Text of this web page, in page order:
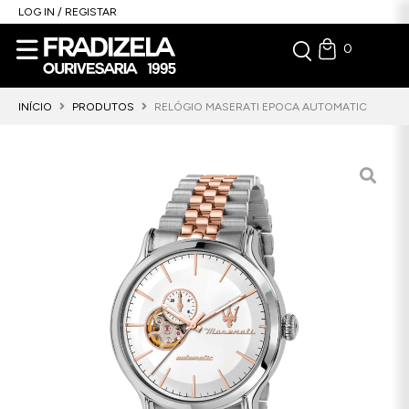
LOG IN / REGISTAR
0
INÍCIO PRODUTOS RELÓGIO MASERATI EPOCA AUTOMATIC